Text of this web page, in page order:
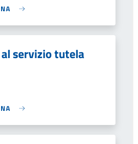
servizio tutela